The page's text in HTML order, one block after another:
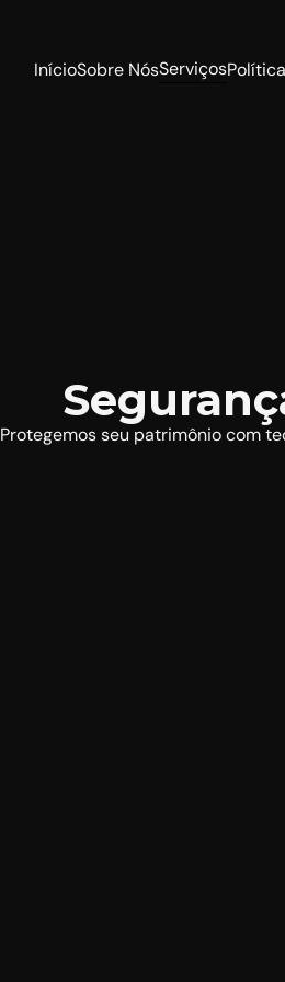
InícioSobre NósServiços
Protegemos seu patrimônio com